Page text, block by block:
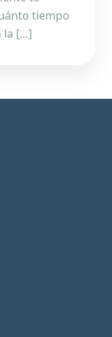
tiempo
la […]